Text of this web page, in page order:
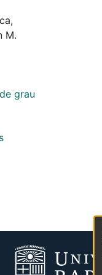
one
with
and
and
M.
grau